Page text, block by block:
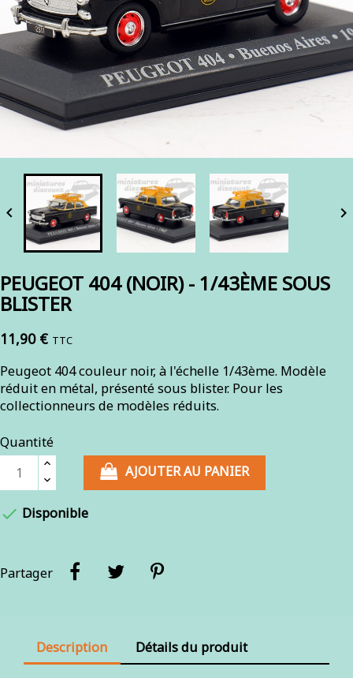
 
PEUGEOT 404 (NOIR) - 1/43ÈME SOUS
BLISTER
11,90 € TTC
Peugeot 404 couleur noir, à l'échelle 1/43ème. Modèle
réduit en métal, présenté sous blister. Pour les
collectionneurs de modèles réduits.
Quantité
AJOUTER AU PANIER
 Disponible
Partager
Description Détails du produit